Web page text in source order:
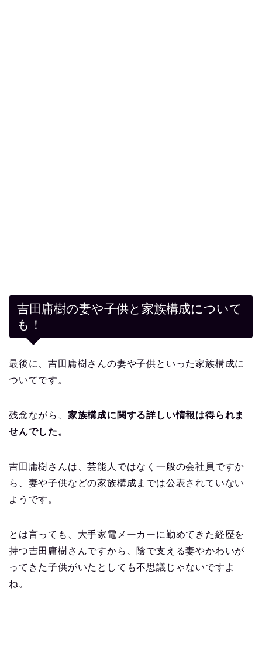
吉田庸樹の妻や子供と家族構成について
も！
最後に、吉田庸樹さんの妻や子供といった家族構成に
ついてです。
残念ながら、 家族構成に関する詳しい情報は得られま
せんでした。
吉田庸樹さんは、芸能人ではなく一般の会社員ですか
ら、妻や子供などの家族構成までは公表されていない
ようです。
とは言っても、大手家電メーカーに勤めてきた経歴を
持つ吉田庸樹さんですから、陰で支える妻やかわいが
ってきた子供がいたとしても不思議じゃないですよ
ね。